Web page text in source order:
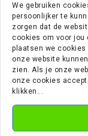
We gebruiken
persoonlijker te
zorgen dat de
cookies om voor jou
plaatsen we cookies
onze website
zien. Als je onze
onze cookies
klikken...